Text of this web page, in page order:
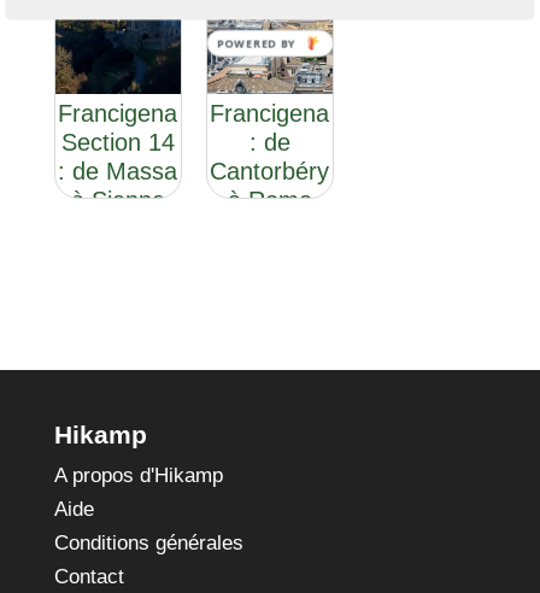
Via
Francigena
Section 14
: de Massa
à Sienne
Via
Francigena
: de
Cantorbéry
à Rome
Hikamp
A propos d'Hikamp
Aide
Conditions générales
Contact
POWERED BY